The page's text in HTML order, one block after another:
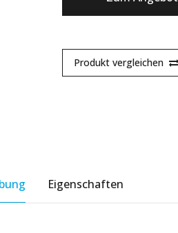
Produkt vergleichen
Eigenschaften